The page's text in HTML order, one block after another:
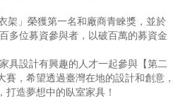
架」榮獲第一名和廠商青睞獎，並於
多位募資參與者，以破百萬的募資金
具設計有興趣的人才一起參與【第二
，希望透過臺灣在地的設計和創意，
造夢想中的臥室家具！